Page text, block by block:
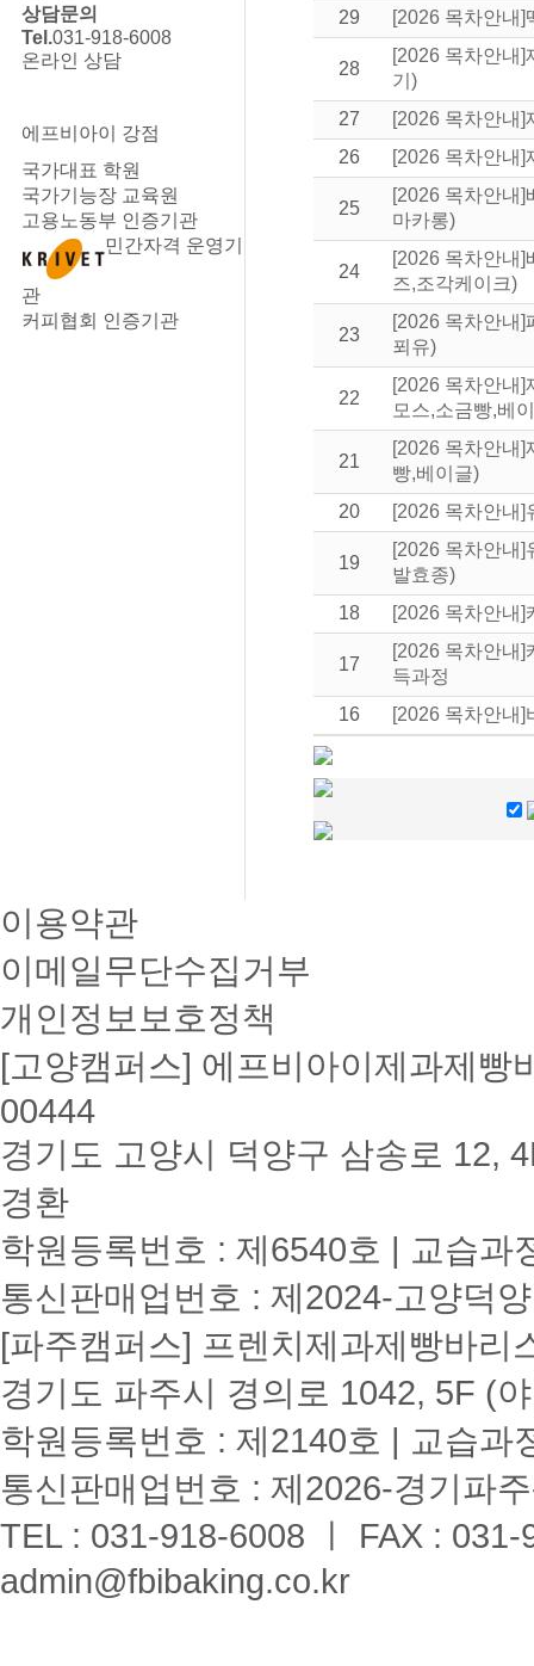
상담문의
Tel.031-918-6008
온라인 상담
에프비아이 강점
국가대표 학원
국가기능장 교육원
고용노동부 인증기관
민간자격 운영기
관
커피협회 인증기관
29
[2026 목차안내]
28
[2026 목차안내]
기)
27
[2026 목차안내]
26
[2026 목차안내]
25
[2026 목차안내]
마카롱)
24
[2026 목차안내]
즈,조각케이크)
23
[2026 목차안내]
푀유)
22
[2026 목차안내]
모스,소금빵,베
21
[2026 목차안내]
빵,베이글)
20
[2026 목차안내]
19
[2026 목차안내]
발효종)
18
[2026 목차안내]
17
[2026 목차안내
득과정
16
[2026 목차안내]
이용약관
이메일무단수집거부
개인정보보호정책
[고양캠퍼스] 에프비아이제과제빵
00444
경기도 고양시 덕양구 삼송로 12,
경환
학원등록번호 : 제6540호 | 교습과
통신판매업번호 : 제2024-고양덕
[파주캠퍼스] 프렌치제과제빵바리
경기도 파주시 경의로 1042, 5F (
학원등록번호 : 제2140호 | 교습과
통신판매업번호 : 제2026-경기파
TEL : 031-918-6008 ㅣ FAX :
admin@fbibaking.co.kr